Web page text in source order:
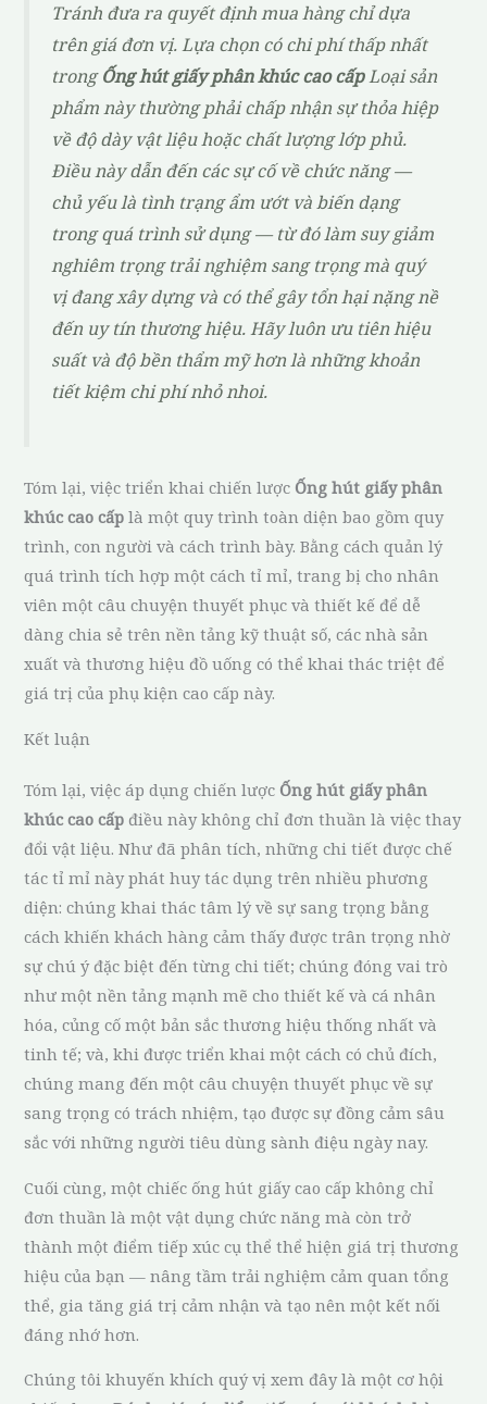
Tránh đưa ra quyết định mua hàng chỉ dựa
trên giá đơn vị. Lựa chọn có chi phí thấp nhất
trongỐng hút giấy phân khúc cao cấpLoại sản
phẩm này thường phải chấp nhận sự thỏa hiệp
về độ dày vật liệu hoặc chất lượng lớp phủ.
Điều này dẫn đến các sự cố về chức năng —
chủ yếu là tình trạng ẩm ướt và biến dạng
trong quá trình sử dụng — từ đó làm suy giảm
nghiêm trọng trải nghiệm sang trọng mà quý
vị đang xây dựng và có thể gây tổn hại nặng nề
đến uy tín thương hiệu. Hãy luôn ưu tiên hiệu
suất và độ bền thẩm mỹ hơn là những khoản
tiết kiệm chi phí nhỏ nhoi.
Tóm lại, việc triển khai chiến lược Ống hút giấy phân
khúc cao cấp là một quy trình toàn diện bao gồm quy
trình, con người và cách trình bày. Bằng cách quản lý
quá trình tích hợp một cách tỉ mỉ, trang bị cho nhân
viên một câu chuyện thuyết phục và thiết kế để dễ
dàng chia sẻ trên nền tảng kỹ thuật số, các nhà sản
xuất và thương hiệu đồ uống có thể khai thác triệt để
giá trị của phụ kiện cao cấp này.
Kết luận
Tóm lại, việc áp dụng chiến lược Ống hút giấy phân
khúc cao cấp điều này không chỉ đơn thuần là việc thay
đổi vật liệu. Như đã phân tích, những chi tiết được chế
tác tỉ mỉ này phát huy tác dụng trên nhiều phương
diện: chúng khai thác tâm lý về sự sang trọng bằng
cách khiến khách hàng cảm thấy được trân trọng nhờ
sự chú ý đặc biệt đến từng chi tiết; chúng đóng vai trò
như một nền tảng mạnh mẽ cho thiết kế và cá nhân
hóa, củng cố một bản sắc thương hiệu thống nhất và
tinh tế; và, khi được triển khai một cách có chủ đích,
chúng mang đến một câu chuyện thuyết phục về sự
sang trọng có trách nhiệm, tạo được sự đồng cảm sâu
sắc với những người tiêu dùng sành điệu ngày nay.
Cuối cùng, một chiếc ống hút giấy cao cấp không chỉ
đơn thuần là một vật dụng chức năng mà còn trở
thành một điểm tiếp xúc cụ thể thể hiện giá trị thương
hiệu của bạn — nâng tầm trải nghiệm cảm quan tổng
thể, gia tăng giá trị cảm nhận và tạo nên một kết nối
đáng nhớ hơn.
Chúng tôi khuyến khích quý vị xem đây là một cơ hội